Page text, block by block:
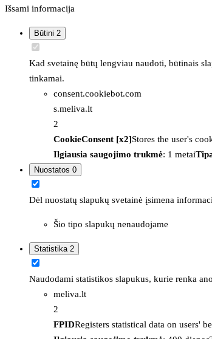
Išsami informacija
Būtini 2
Kad svetainę būtų lengviau naudoti, būtinais
tinkamai.
consent.cookiebot.com
s.meliva.lt
2
CookieConsent [x2]Stores the user's
Ilgiausia saugojimo trukmė: 1 metai
Nuostatos 0
Dėl nuostatų slapukų svetainė įsimena
Šio tipo slapukų nenaudojame
Statistika 2
Naudodami statistikos slapukus, kurie renka
meliva.lt
2
FPIDRegisters statistical data on users'